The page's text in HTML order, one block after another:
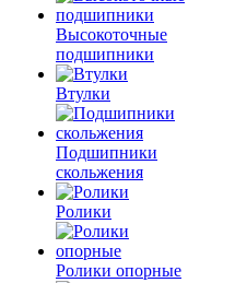
Высокоточные
подшипники
Втулки
Подшипники
скольжения
Ролики
Ролики опорные